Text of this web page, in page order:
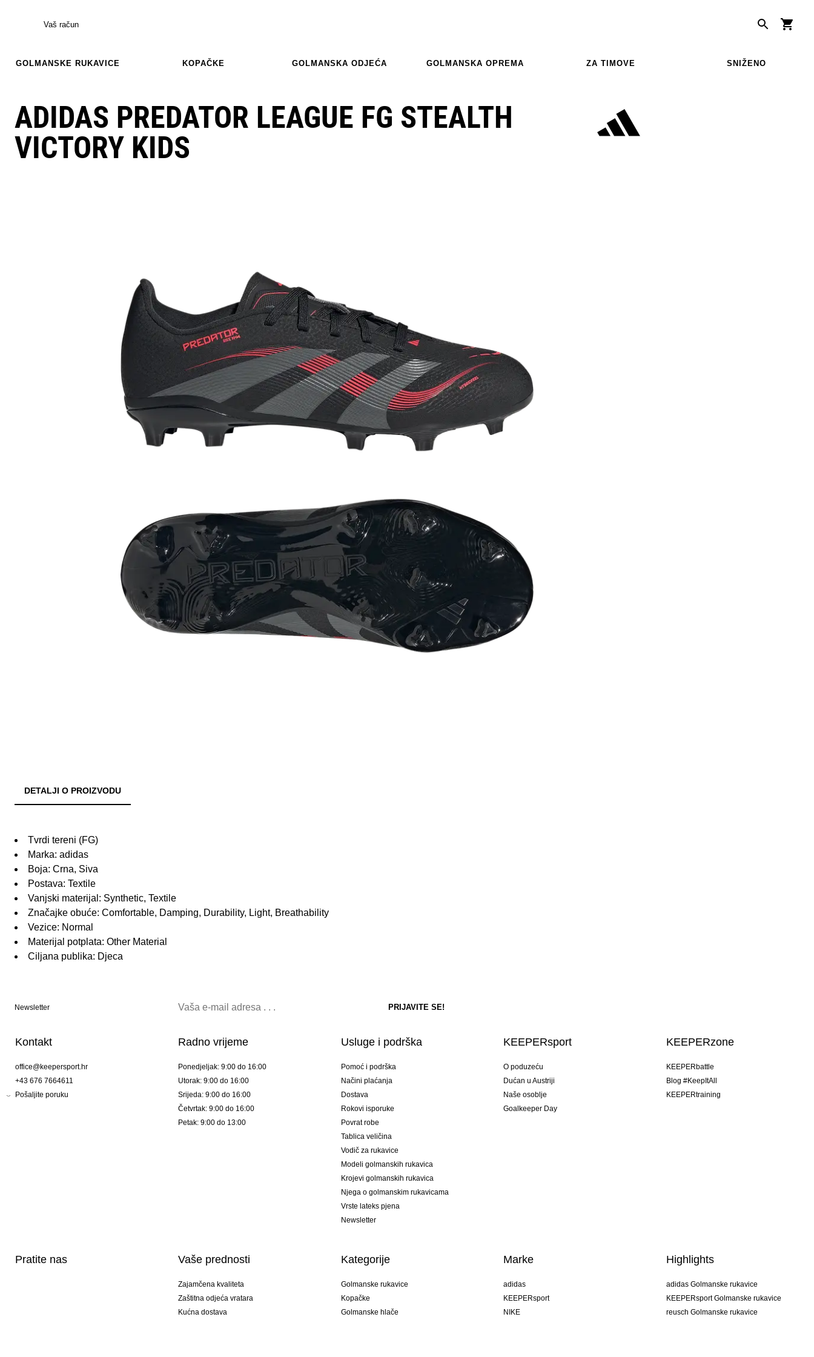
Vaš račun
GOLMANSKE RUKAVICE KOPAČKE GOLMANSKA ODJEĆA GOLMANSKA OPREMA ZA TIMOVE SNIŽENO
ADIDAS PREDATOR LEAGUE FG STEALTH
VICTORY KIDS
DETALJI O PROIZVODU
Tvrdi tereni (FG)
Marka: adidas
Boja: Crna, Siva
Postava: Textile
Vanjski materijal: Synthetic, Textile
Značajke obuće: Comfortable, Damping, Durability, Light, Breathability
Vezice: Normal
Materijal potplata: Other Material
Ciljana publika: Djeca
Newsletter
Kontakt
office@keepersport.hr
+43 676 7664611
Pošaljite poruku
Radno vrijeme
Ponedjeljak: 9:00 do 16:00
Utorak: 9:00 do 16:00
Srijeda: 9:00 do 16:00
Četvrtak: 9:00 do 16:00
Petak: 9:00 do 13:00
Usluge i podrška
Pomoć i podrška
Načini plaćanja
Dostava
Rokovi isporuke
Povrat robe
Tablica veličina
Vodič za rukavice
Modeli golmanskih rukavica
Krojevi golmanskih rukavica
Njega o golmanskim rukavicama
Vrste lateks pjena
Newsletter
KEEPERsport
O poduzeću
Dućan u Austriji
Naše osoblje
Goalkeeper Day
KEEPERzone
KEEPERbattle
Blog #KeepItAll
KEEPERtraining
Pratite nas Vaše prednosti
Zajamčena kvaliteta
Zaštitna odjeća vratara
Kućna dostava
Kategorije
Golmanske rukavice
Kopačke
Golmanske hlače
Marke
adidas
KEEPERsport
NIKE
Highlights
adidas Golmanske rukavice
KEEPERsport Golmanske rukavice
reusch Golmanske rukavice